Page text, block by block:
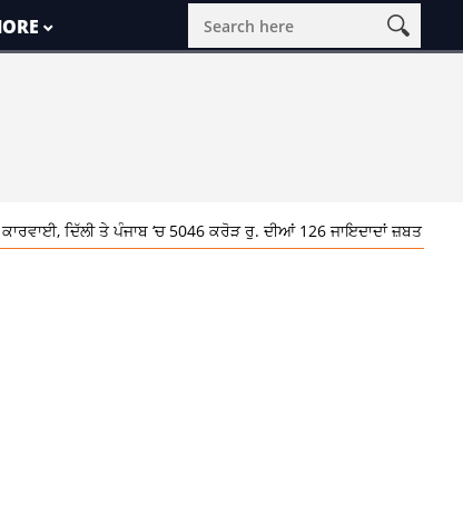
ਦਿੱਲੀ ਤੇ ਪੰਜਾਬ ‘ਚ 5046 ਕਰੋੜ ਰੁ. ਦੀਆਂ 126 ਜਾਇਦਾਦਾਂ ਜ਼ਬਤ